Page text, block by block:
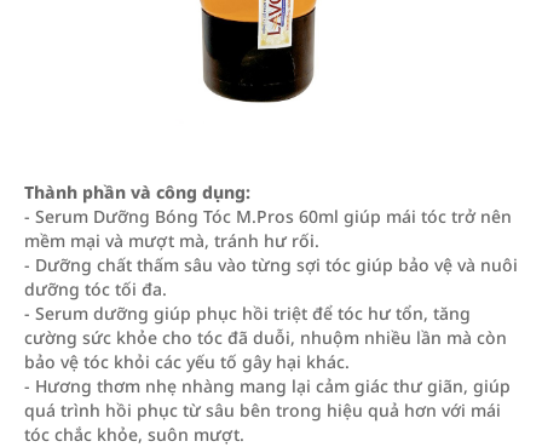
Thành phần và công dụng:
- Serum Dưỡng Bóng Tóc M.Pros 60ml giúp mái tóc trở nên
mềm mại và mượt mà, tránh hư rối.
- Dưỡng chất thấm sâu vào từng sợi tóc giúp bảo vệ và nuôi
dưỡng tóc tối đa.
- Serum dưỡng giúp phục hồi triệt để tóc hư tổn, tăng
cường sức khỏe cho tóc đã duỗi, nhuộm nhiều lần mà còn
bảo vệ tóc khỏi các yếu tố gây hại khác.
- Hương thơm nhẹ nhàng mang lại cảm giác thư giãn, giúp
quá trình hồi phục từ sâu bên trong hiệu quả hơn với mái
tóc chắc khỏe, suôn mượt.